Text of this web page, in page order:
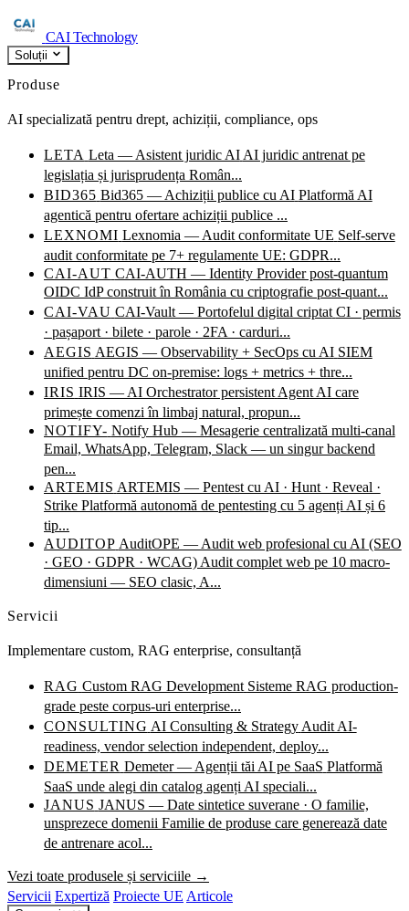
CAI Technology
Soluții
Produse
AI specializată pentru drept, achiziții, compliance, ops
LETA Leta — Asistent juridic AI AI juridic antrenat pe
legislația și jurisprudența Român...
BID365 Bid365 — Achiziții publice cu AI Platformă AI
agentică pentru ofertare achiziții publice ...
LEXNOMI Lexnomia — Audit conformitate UE Self-serve
audit conformitate pe 7+ regulamente UE: GDPR...
CAI-AUT CAI-AUTH — Identity Provider post-quantum
OIDC IdP construit în România cu criptografie post-quant...
CAI-VAU CAI-Vault — Portofelul digital criptat CI · permis
· pașaport · bilete · parole · 2FA · carduri...
AEGIS AEGIS — Observability + SecOps cu AI SIEM
unified pentru DC on-premise: logs + metrics + thre...
IRIS IRIS — AI Orchestrator persistent Agent AI care
primește comenzi în limbaj natural, propun...
NOTIFY- Notify Hub — Mesagerie centralizată multi-canal
Email, WhatsApp, Telegram, Slack — un singur backend
pen...
ARTEMIS ARTEMIS — Pentest cu AI · Hunt · Reveal ·
Strike Platformă autonomă de pentesting cu 5 agenți AI și 6
tip...
AUDITOP AuditOPE — Audit web profesional cu AI (SEO
· GEO · GDPR · WCAG) Audit complet web pe 10 macro-
dimensiuni — SEO clasic, A...
Servicii
Implementare custom, RAG enterprise, consultanță
RAG Custom RAG Development Sisteme RAG production-
grade peste corpus-uri enterprise...
CONSULTING AI Consulting & Strategy Audit AI-
readiness, vendor selection independent, deploy...
DEMETER Demeter — Agenții tăi AI pe SaaS Platformă
SaaS unde alegi din catalog agenți AI speciali...
JANUS JANUS — Date sintetice suverane · O familie,
unsprezece domenii Familie de produse care generează date
de antrenare acol...
Vezi toate produsele și serviciile →
Servicii Expertiză Proiecte UE Articole